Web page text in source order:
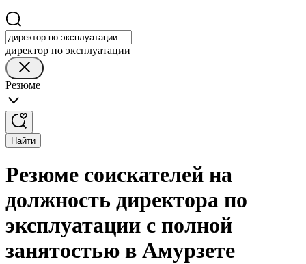
директор по эксплуатации
Резюме
Найти
Резюме соискателей на
должность директора по
эксплуатации с полной
занятостью в Амурзете